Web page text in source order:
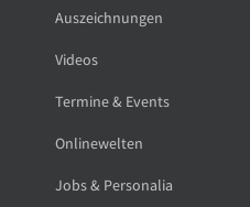
Auszeichnungen
Videos
Termine & Events
Onlinewelten
Jobs & Personalia